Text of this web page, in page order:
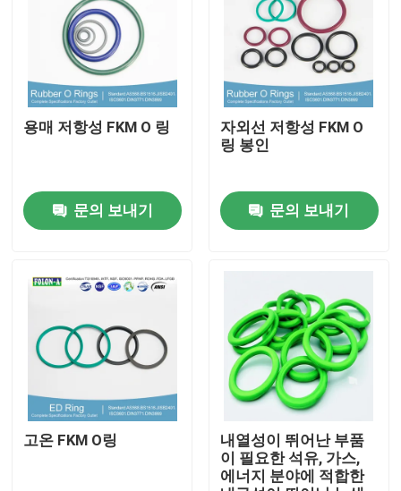
제품 소개
동영상
회사 소개
용매 저항성 FKM O 링
문의 보내기
자외선 저항성 FKM O
링 봉인
문의 보내기
고온 FKM O링
내열성이 뛰어난 부품
이 필요한 석유, 가스,
에너지 분야에 적합한